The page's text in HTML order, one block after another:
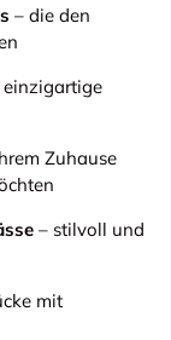
– die den
Zuhause
– stilvoll und
mit